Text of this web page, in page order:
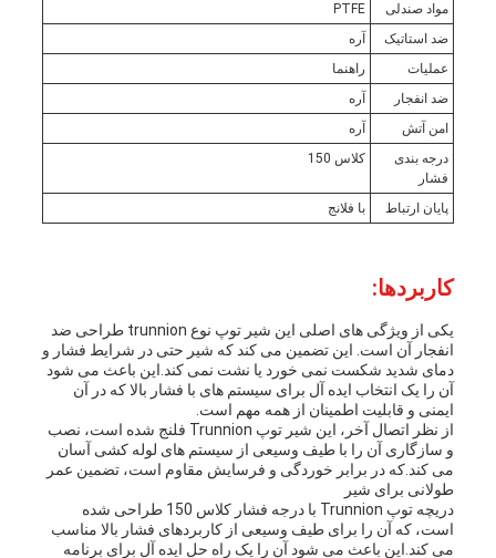
مواد صندلی
PTFE
ضد استاتیک
آره
عملیات
راهنما
ضد انفجار
آره
امن آتش
آره
درجه بندی
فشار
کلاس 150
پایان ارتباط با فلانج
کاربردها:
یکی از ویژگی های اصلی این شیر توپ نوع trunnion طراحی ضد
انفجار آن است. این تضمین می کند که شیر حتی در شرایط فشار و
دمای شدید شکست نمی خورد یا نشت نمی کند.این باعث می شود
آن را یک انتخاب ایده آل برای سیستم های با فشار بالا که در آن
ایمنی و قابلیت اطمینان از همه مهم است.
از نظر اتصال آخر، این شیر توپ Trunnion فلنج شده است، نصب
و سازگاری آن را با طیف وسیعی از سیستم های لوله کشی آسان
می کند.که در برابر خوردگی و فرسایش مقاوم است، تضمین عمر
طولانی برای شیر
دریچه توپ Trunnion با درجه فشار کلاس 150 طراحی شده
است، که آن را برای طیف وسیعی از کاربردهای فشار بالا مناسب
می کند.این باعث می شود آن را یک راه حل ایده آل برای برنامه